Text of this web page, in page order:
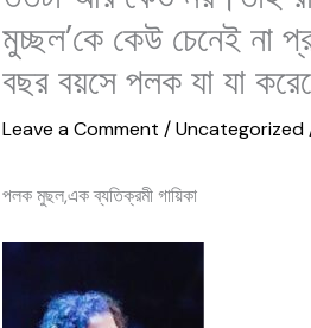
মুচ্ছল’কে কেউ চেনেই না
বছর বয়সে পলক যা যা
Leave a Comment /Uncategorized
পলক মুছল,এক ব্যতিক্রমী গায়িকা